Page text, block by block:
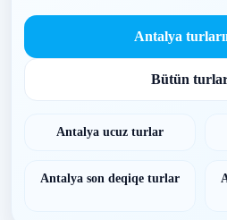
Antalya
Bütün
Antalya ucuz turlar
Antalya son deqiqe turlar